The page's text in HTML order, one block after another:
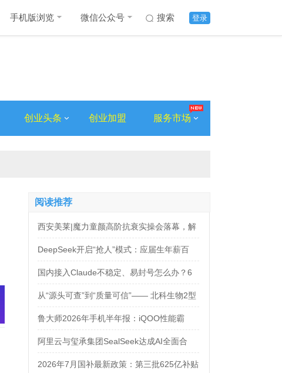
登录
搜索
手机版浏览 微信公众号
创业头条 创业加盟 服务市场
阅读推荐
西安美莱|魔力童颜高阶抗衰实操会落幕，解
锁自然年轻新姿态
DeepSeek开启“抢人”模式：应届生年薪百
万，法务岗高达160万！
国内接入Claude不稳定、易封号怎么办？6
大AI中转服务API接入对比
从“源头可查”到“质量可信”—— 北科生物2型
糖尿病项目如何实现“药品级质控”
鲁大师2026年手机半年报：iQOO性能霸
榜，天玑9500统治延续，OPPO蝉联流畅双
榜冠军
阿里云与玺承集团SealSeek达成AI全面合
作，共建电商AI新生态
2026年7月国补最新政策：第三批625亿补贴